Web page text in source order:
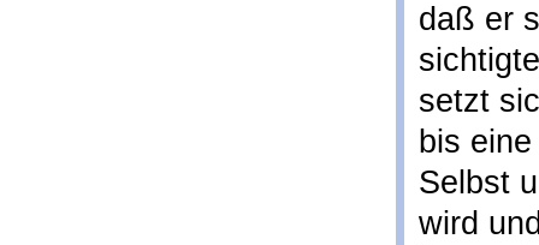
daß er
setzt
bis
Selbst
wird